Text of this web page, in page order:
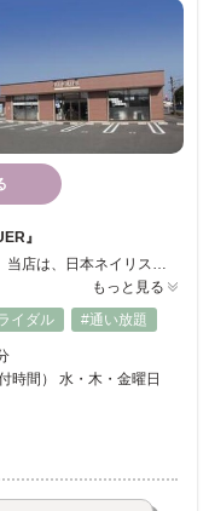
』
美しいカラーとアートで彩る自分へのご褒美。 当店は、日本ネイリスト協会認定サロン&ＪＮＡ認定校！ スタッフは協会本部認定講師&１級取得者！ ☆コロナ対策中☆ ☆少人数制・店内施術 ２名様まで☆ 安心安全な技術をご提供させて頂きます。 贅沢で幸せな時間を優雅にゆったりお過ごしください。 ※インスタ @briller.rejouer ※スクール資料請求受付中！！
もっと見る
イダル #通い放題
時間） 水・木・金曜日